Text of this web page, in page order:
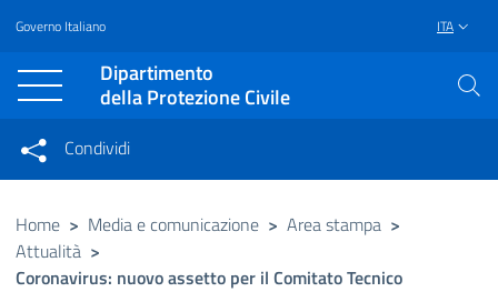
Vai al contenuto principale
Raggiungi il piè di pagina
Governo Italiano ITA
Dipartimento
della Protezione Civile
Condividi su Facebook
Condividi su Twitter
Condividi
Condividi sui social network
Home > Media e comunicazione > Area stampa >
Attualità >
Coronavirus: nuovo assetto per il Comitato Tecnico